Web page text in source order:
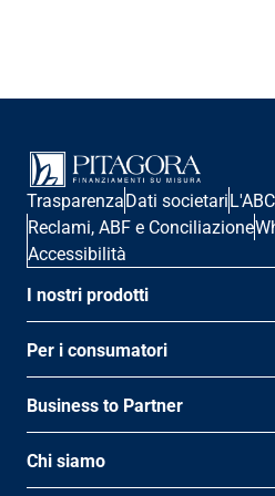
TrasparenzaDati societari
Reclami, ABF e Conciliazione
Accessibilità
I nostri prodotti
Per i consumatori
Business to Partner
Chi siamo